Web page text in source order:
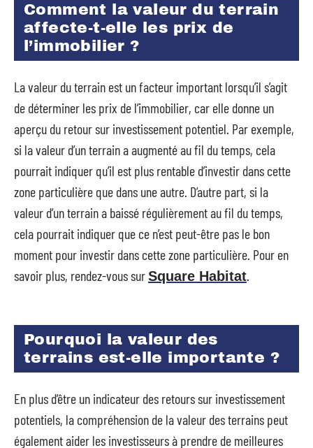
Comment la valeur du terrain
affecte-t-elle les prix de
l’immobilier ?
La valeur du terrain est un facteur important lorsqu’il s’agit
de déterminer les prix de l’immobilier, car elle donne un
aperçu du retour sur investissement potentiel. Par exemple,
si la valeur d’un terrain a augmenté au fil du temps, cela
pourrait indiquer qu’il est plus rentable d’investir dans cette
zone particulière que dans une autre. D’autre part, si la
valeur d’un terrain a baissé régulièrement au fil du temps,
cela pourrait indiquer que ce n’est peut-être pas le bon
moment pour investir dans cette zone particulière. Pour en
savoir plus, rendez-vous surSquare Habitat.
Pourquoi la valeur des
terrains est-elle importante ?
En plus d’être un indicateur des retours sur investissement
potentiels, la compréhension de la valeur des terrains peut
également aider les investisseurs à prendre de meilleures